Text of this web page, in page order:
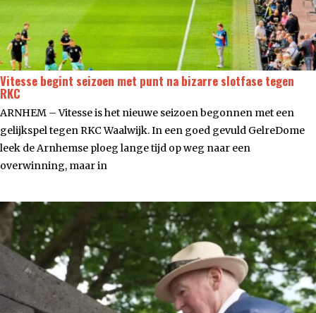
Vitesse begint seizoen met punt na bizarre slotfase tegen
RKC
ARNHEM – Vitesse is het nieuwe seizoen begonnen met een
gelijkspel tegen RKC Waalwijk. In een goed gevuld GelreDome
leek de Arnhemse ploeg lange tijd op weg naar een
overwinning, maar in